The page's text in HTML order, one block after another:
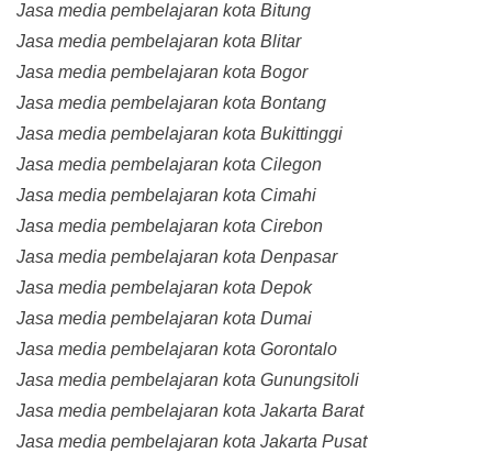
Jasa media pembelajaran kota Bitung
Jasa media pembelajaran kota Blitar
Jasa media pembelajaran kota Bogor
Jasa media pembelajaran kota Bontang
Jasa media pembelajaran kota Bukittinggi
Jasa media pembelajaran kota Cilegon
Jasa media pembelajaran kota Cimahi
Jasa media pembelajaran kota Cirebon
Jasa media pembelajaran kota Denpasar
Jasa media pembelajaran kota Depok
Jasa media pembelajaran kota Dumai
Jasa media pembelajaran kota Gorontalo
Jasa media pembelajaran kota Gunungsitoli
Jasa media pembelajaran kota Jakarta Barat
Jasa media pembelajaran kota Jakarta Pusat